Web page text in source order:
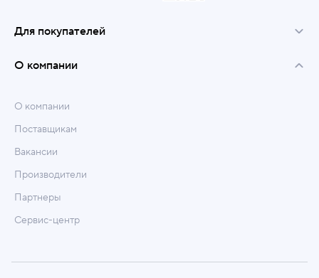
Для покупателей
О компании
О компании
Поставщикам
Вакансии
Производители
Партнеры
Сервис-центр